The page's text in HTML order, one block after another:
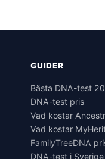
GUIDER
Bästa DNA-test
DNA-test pris
Vad kostar
Vad kostar
FamilyTreeDNA
DNA-test i Sverige